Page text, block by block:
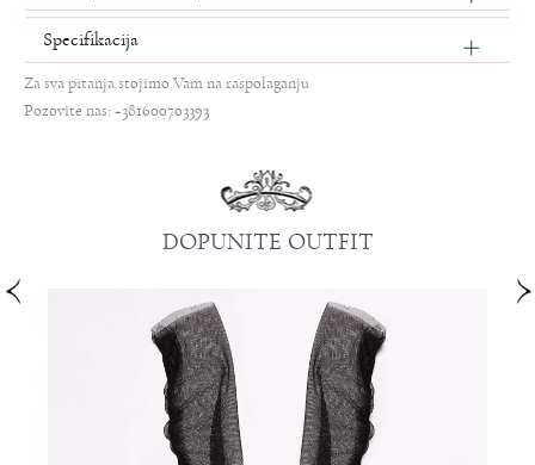
Specifikacija
Za sva pitanja stojimo Vam na raspolaganju
Pozovite nas: +381600703393
DOPUNITE OUTFIT